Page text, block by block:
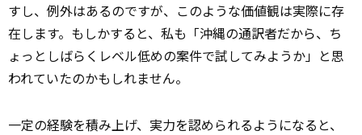
すし、例外はあるのですが、このような価値観は実際に存
在します。もしかすると、私も「沖縄の通訳者だから、ち
ょっとしばらくレベル低めの案件で試してみようか」と思
われていたのかもしれません。
一定の経験を積み上げ、実力を認められるようになると、